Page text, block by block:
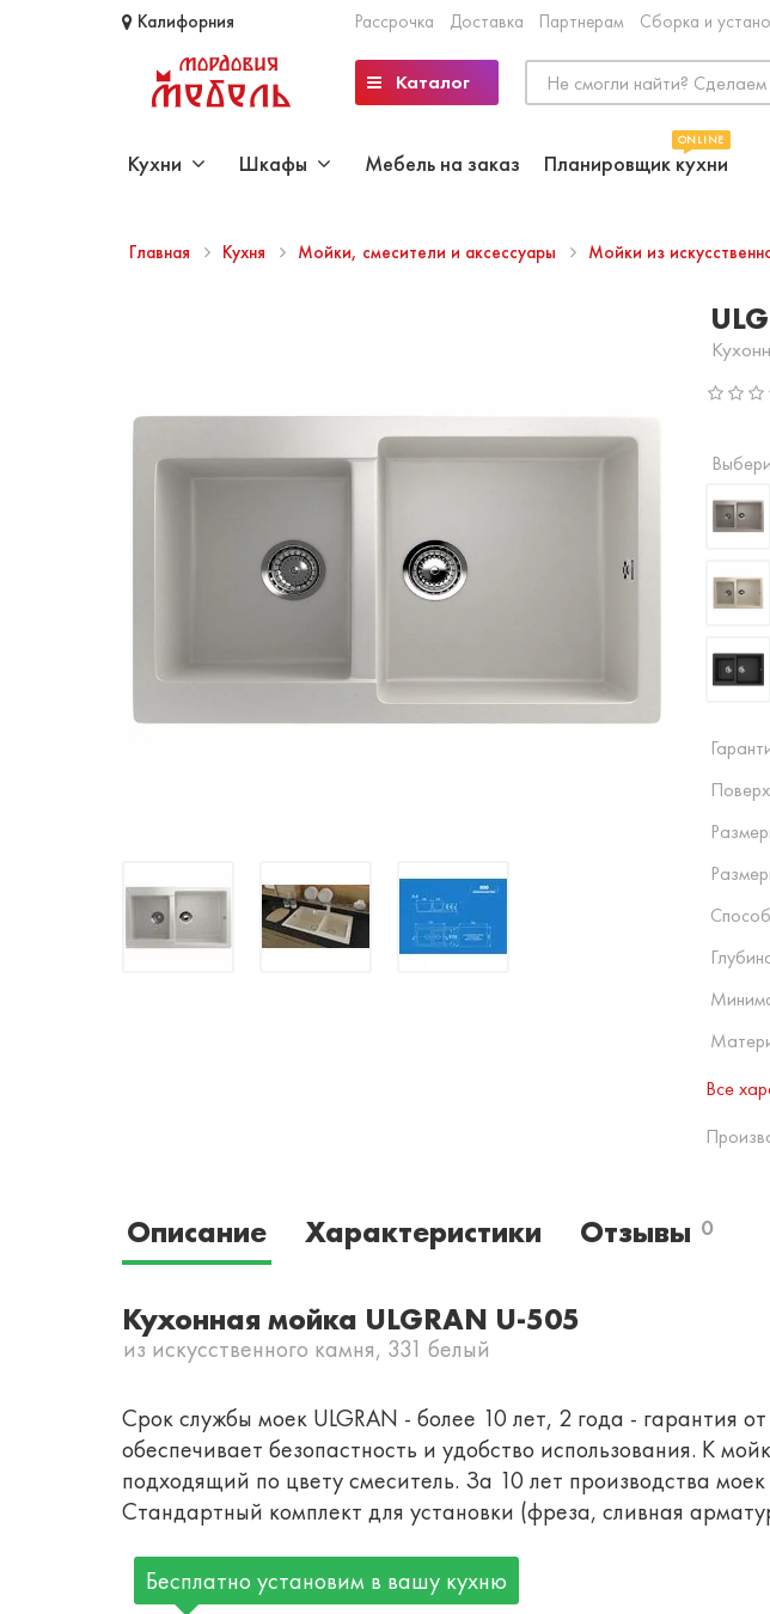
Калифорния Рассрочка Доставка Партнерам Сборка и
Каталог
Кухни Шкафы Мебель на заказ
ONLINE
Планировщик кухни
Главная Кухня Мойки, смесители и аксессуары Мойки из
Все
Описание Характеристики Отзывы 0
Кухонная мойка ULGRAN U-505
из искусственного камня, 331 белый
Срок службы моек ULGRAN - более 10 лет, 2 года - гарантия
обеспечивает безопастность и удобство использования. К
подходящий по цвету смеситель. За 10 лет производства
Стандартный комплект для установки (фреза, сливная
Бесплатно установим в вашу кухню